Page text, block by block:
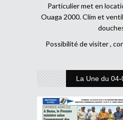
Particulier met en
Ouaga 2000. Clim et
Possibilité de visiter ,
La Une du